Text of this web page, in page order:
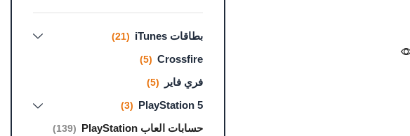
بطاقات iTunes (21)
Crossfire
(5)
فري فاير (5)
PlayStation 5
(3)
حسابات العاب PlayStation (139)